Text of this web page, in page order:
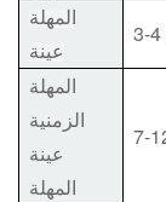
المهلة
عينة
المهلة
الزمنية
عينة
المهلة